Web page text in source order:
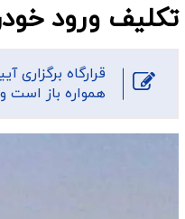
تکلیف ورود
قرارگاه
همواره باز است